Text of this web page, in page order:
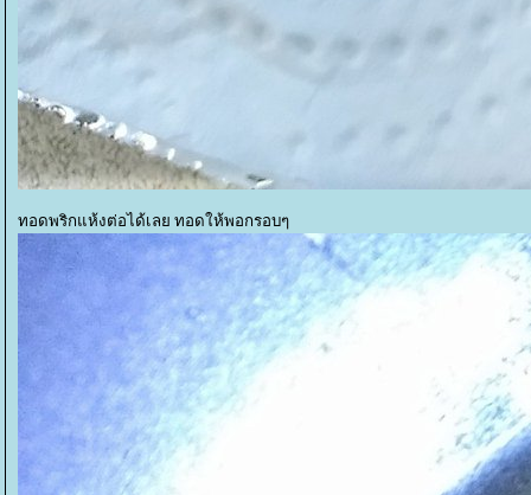
ทอดพริกแห้งต่อได้เลย ทอดให้พอกรอบๆ